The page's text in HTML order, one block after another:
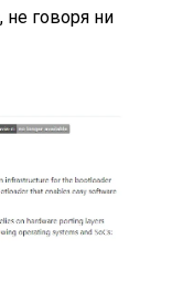
не говоря ни